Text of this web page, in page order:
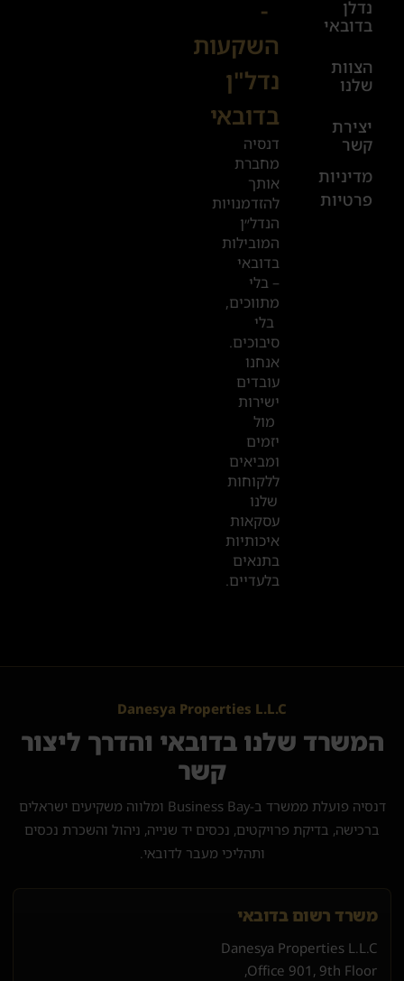
נדלן
בדובאי
הצוות
שלנו
יצירת
קשר
מדיניות
פרטיות
יום ו׳
08:00-
17:00
+972
52
601
2019
המשרדים
שלנו
בדובאי
-
השקעות
נדל"ן
בדובאי
דנסיה
מחברת
אותך
להזדמנויות
הנדל״ן
המובילות
בדובאי
– בלי
מתווכים,
בלי
סיבוכים.
אנחנו
עובדים
ישירות
מול
יזמים
ומביאים
ללקוחות
שלנו
עסקאות
איכותיות
בתנאים
בלעדיים.
Danesya Properties L.L.C
המשרד שלנו בדובאי והדרך ליצור
קשר
דנסיה פועלת ממשרד ב-Business Bay ומלווה משקיעים ישראלים
ברכישה, בדיקת פרויקטים, נכסים יד שנייה, ניהול והשכרת נכסים
ותהליכי מעבר לדובאי.
משרד רשום בדובאי
Danesya Properties L.L.C
Office 901, 9th Floor,